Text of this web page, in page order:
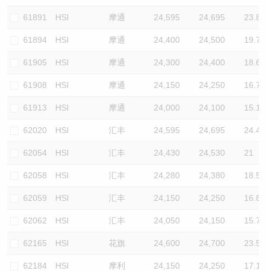
61891 HSI 摩通 24,595 24,695 23.8
61894 HSI 摩通 24,400 24,500 19.7
61905 HSI 摩通 24,300 24,400 18.6
61908 HSI 摩通 24,150 24,250 16.7
61913 HSI 摩通 24,000 24,100 15.1
62020 HSI 汇丰 24,595 24,695 24.4
62054 HSI 汇丰 24,430 24,530 21
62058 HSI 汇丰 24,280 24,380 18.5
62059 HSI 汇丰 24,150 24,250 16.8
62062 HSI 汇丰 24,050 24,150 15.7
62165 HSI 花旗 24,600 24,700 23.5
62184 HSI 摩利 24,150 24,250 17.1